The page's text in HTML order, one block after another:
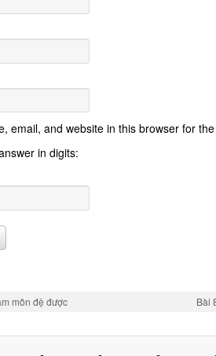
email, and website in this browser for
in digits:
môn đệ được Bài